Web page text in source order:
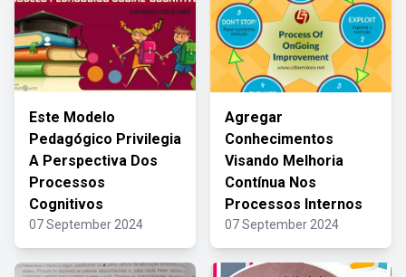
Este Modelo
Pedagógico Privilegia
A Perspectiva Dos
Processos
Cognitivos
07 September 2024
Agregar
Conhecimentos
Visando Melhoria
Contínua Nos
Processos Internos
07 September 2024